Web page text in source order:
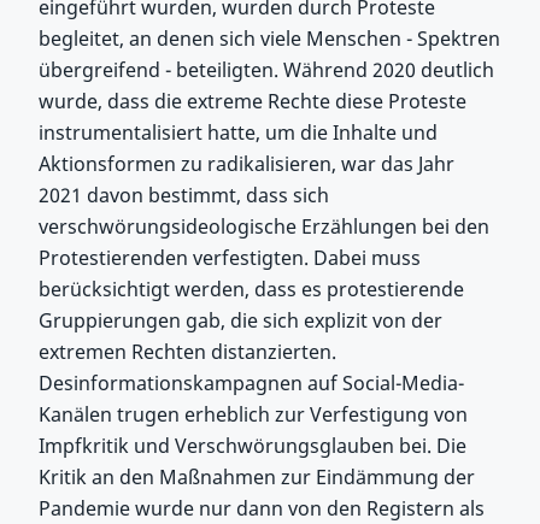
eingeführt wurden, wurden durch Proteste
begleitet, an denen sich viele Menschen - Spektren
übergreifend - beteiligten. Während 2020 deutlich
wurde, dass die extreme Rechte diese Proteste
instrumentalisiert hatte, um die Inhalte und
Aktionsformen zu radikalisieren, war das Jahr
2021 davon bestimmt, dass sich
verschwörungsideologische Erzählungen bei den
Protestierenden verfestigten. Dabei muss
berücksichtigt werden, dass es protestierende
Gruppierungen gab, die sich explizit von der
extremen Rechten distanzierten.
Desinformationskampagnen auf Social-Media-
Kanälen trugen erheblich zur Verfestigung von
Impfkritik und Verschwörungsglauben bei. Die
Kritik an den Maßnahmen zur Eindämmung der
Pandemie wurde nur dann von den Registern als